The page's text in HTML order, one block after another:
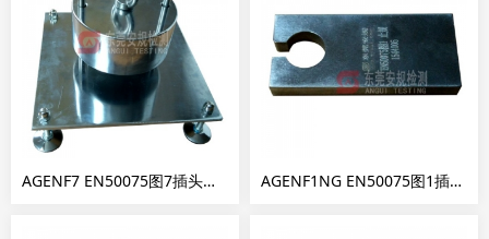
AGENF7 EN50075图7插头压力试验装置 AGENF1NG EN50075图1插销直径止规